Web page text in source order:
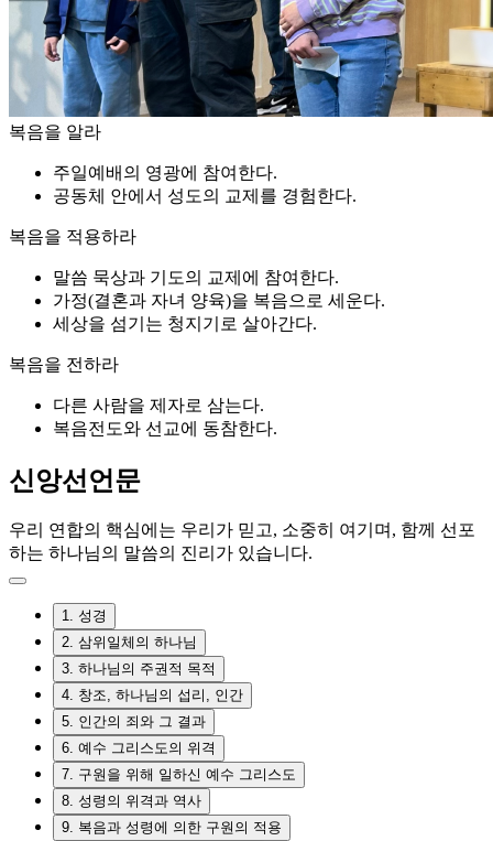
복음을 알라
주일예배의 영광에 참여한다.
공동체 안에서 성도의 교제를 경험한다.
복음을 적용하라
말씀 묵상과 기도의 교제에 참여한다.
가정(결혼과 자녀 양육)을 복음으로 세운다.
세상을 섬기는 청지기로 살아간다.
복음을 전하라
다른 사람을 제자로 삼는다.
복음전도와 선교에 동참한다.
신앙선언문
우리 연합의 핵심에는 우리가 믿고, 소중히 여기며, 함께 선포
하는 하나님의 말씀의 진리가 있습니다.
1. 성경
2. 삼위일체의 하나님
3. 하나님의 주권적 목적
4. 창조, 하나님의 섭리, 인간
5. 인간의 죄와 그 결과
6. 예수 그리스도의 위격
7. 구원을 위해 일하신 예수 그리스도
8. 성령의 위격과 역사
9. 복음과 성령에 의한 구원의 적용